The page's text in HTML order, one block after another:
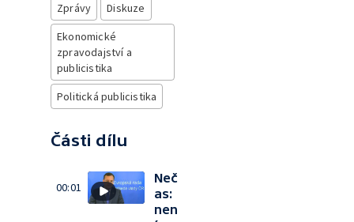
Zprávy
Diskuze
Ekonomické
zpravodajství a
publicistika
Politická publicistika
Části dílu
00:01
Neč
as:
nen